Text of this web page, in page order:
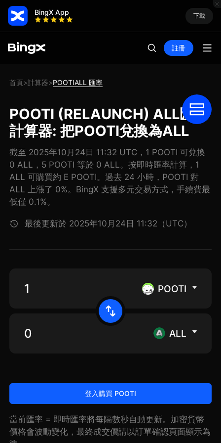
BingX App 下載
註冊
首頁>計算器>POOTIALL 匯率
POOTI (RELAUNCH) ALL匯率
計算器: 把POOTI兌換為ALL
截至 2025年10月24日 11:32 UTC，1 POOTI 可兌換
0 ALL，5 POOTI 等於 0 ALL。按即時匯率計算，1
ALL 可購買約 E POOTI。過去 24 小時，POOTI 對
ALL 上漲了 0%。BingX 支援多元交易方式，手續費最
低僅 0.1%。
最後更新於 2025年10月24日 11:32（UTC）
POOTI
ALL
登入購買 POOTI
當前匯率 = 即時匯率將每隔數秒自動更新。加密貨幣
價格會波動變化，最終成交價請以訂單確認頁面顯示為